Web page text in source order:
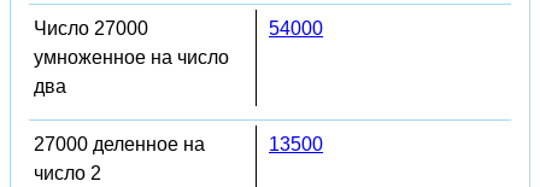
Число 27000
умноженное на число
два
54000
27000 деленное на
число 2
13500